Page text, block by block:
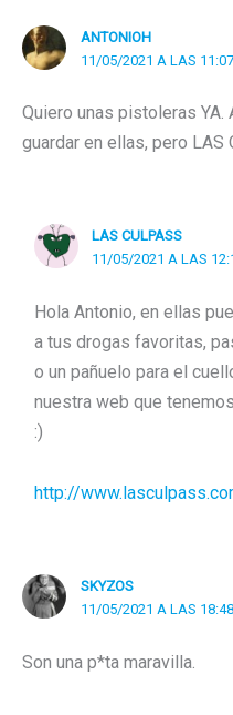
ANTONIOH
11/05/2021 A LAS 11:07
Quiero unas pistoleras YA.
guardar en ellas, pero LAS
LAS CULPASS
11/05/2021 A LAS
Hola Antonio, en ellas
a tus drogas favoritas,
o un pañuelo para el
nuestra web que
:)
http://
SKYZOS
11/05/2021 A LAS 18:48
Son una p*ta maravilla.